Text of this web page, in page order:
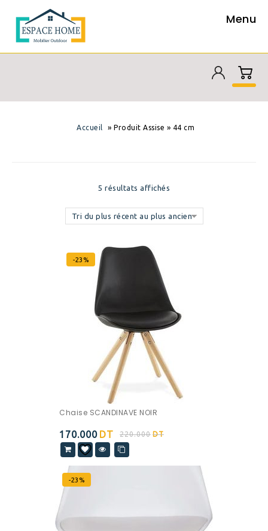
Menu
Accueil » Produit Assise » 44 cm
5 résultats affichés
Tri du plus récent au plus ancien
-23%
Chaise SCANDINAVE NOIR
220.000 DT
170.000 DT
-23%